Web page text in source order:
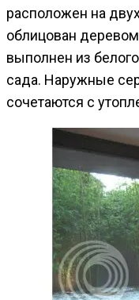
расположен на
облицован
выполнен из
сада. Наружные
сочетаются с